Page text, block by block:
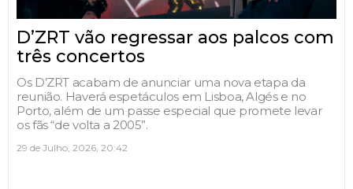
D’ZRT vão regressar aos palcos com
três concertos
Os D’ZRT acabam de anunciar uma nova etapa da
reunião. Haverá espetáculos em Lisboa, Algés e no
Porto, além de um passe especial que promete levar
os fãs “de volta a 2005”.
29 de Julho, 2026, 20:42